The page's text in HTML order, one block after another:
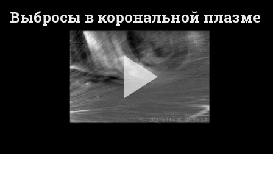
Выбросы в корональной плазме